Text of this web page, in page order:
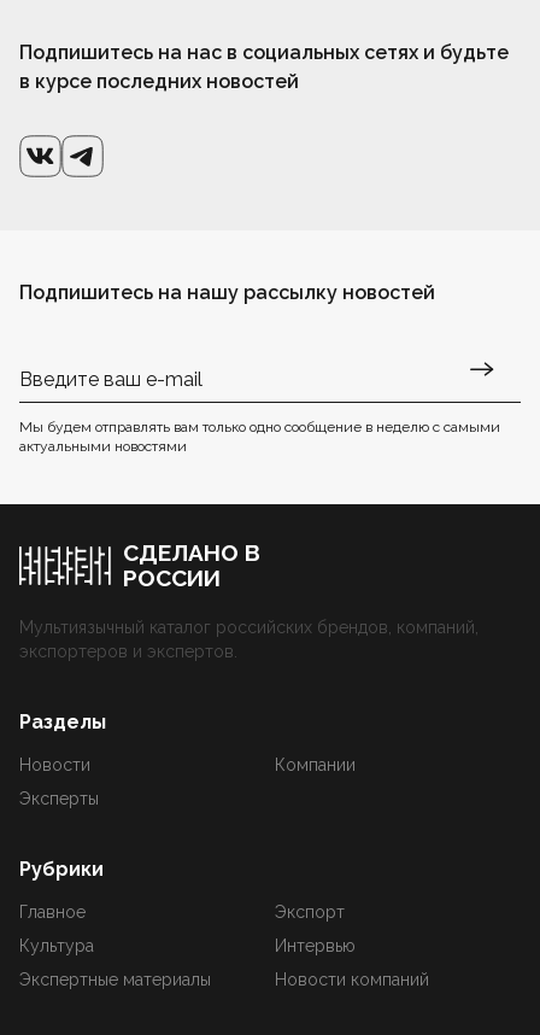
Подпишитесь на нас в социальных сетях и будьте
в курсе последних новостей
Подпишитесь на нашу рассылку новостей
Мы будем отправлять вам только одно сообщение в неделю с самыми
актуальными новостями
СДЕЛАНО В
РОССИИ
Мультиязычный каталог российских брендов, компаний,
экспортеров и экспертов.
Разделы
Новости
Компании
Эксперты
Рубрики
Главное
Экспорт
Культура
Интервью
Экспертные материалы
Новости компаний